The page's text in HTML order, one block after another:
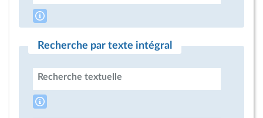
Recherche par texte intégral
Recherche textuelle